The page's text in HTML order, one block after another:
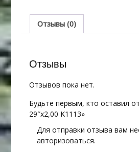
Отзывы (0)
Отзывы
Отзывов пока нет.
Будьте первым, кто оставил
29″х2,00 K1113»
Для отправки отзыва вам
авторизоваться.